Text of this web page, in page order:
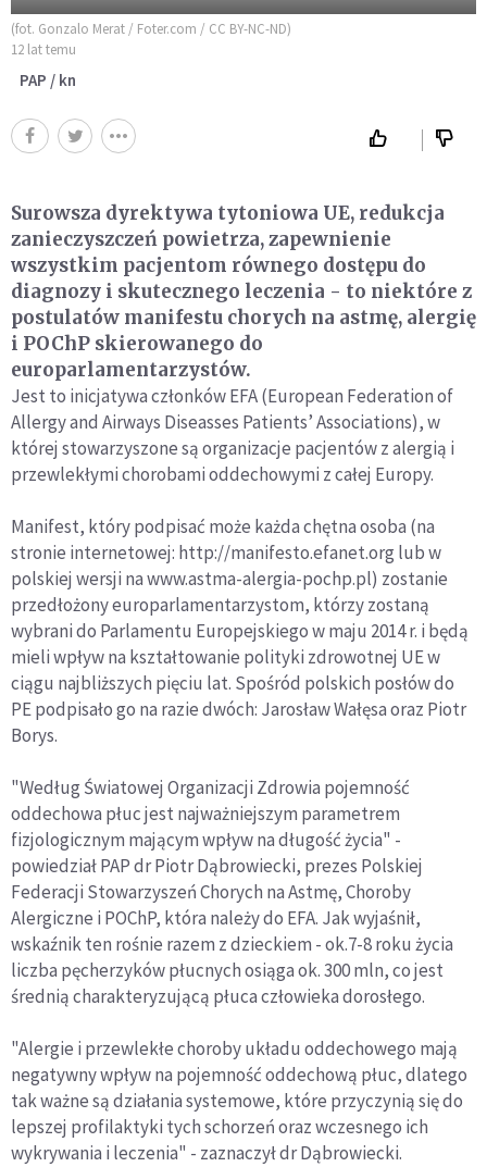
(fot. Gonzalo Merat / Foter.com / CC BY-NC-ND)
12 lat temu
PAP / kn
Surowsza dyrektywa tytoniowa UE, redukcja
zanieczyszczeń powietrza, zapewnienie
wszystkim pacjentom równego dostępu do
diagnozy i skutecznego leczenia - to niektóre z
postulatów manifestu chorych na astmę, alergię
i POChP skierowanego do
europarlamentarzystów.
Jest to inicjatywa członków EFA (European Federation of
Allergy and Airways Diseasses Patients’ Associations), w
której stowarzyszone są organizacje pacjentów z alergią i
przewlekłymi chorobami oddechowymi z całej Europy.
Manifest, który podpisać może każda chętna osoba (na
stronie internetowej: http://manifesto.efanet.org lub w
polskiej wersji na www.astma-alergia-pochp.pl) zostanie
przedłożony europarlamentarzystom, którzy zostaną
wybrani do Parlamentu Europejskiego w maju 2014 r. i będą
mieli wpływ na kształtowanie polityki zdrowotnej UE w
ciągu najbliższych pięciu lat. Spośród polskich posłów do
PE podpisało go na razie dwóch: Jarosław Wałęsa oraz Piotr
Borys.
"Według Światowej Organizacji Zdrowia pojemność
oddechowa płuc jest najważniejszym parametrem
fizjologicznym mającym wpływ na długość życia" -
powiedział PAP dr Piotr Dąbrowiecki, prezes Polskiej
Federacji Stowarzyszeń Chorych na Astmę, Choroby
Alergiczne i POChP, która należy do EFA. Jak wyjaśnił,
wskaźnik ten rośnie razem z dzieckiem - ok.7-8 roku życia
liczba pęcherzyków płucnych osiąga ok. 300 mln, co jest
średnią charakteryzującą płuca człowieka dorosłego.
"Alergie i przewlekłe choroby układu oddechowego mają
negatywny wpływ na pojemność oddechową płuc, dlatego
tak ważne są działania systemowe, które przyczynią się do
lepszej profilaktyki tych schorzeń oraz wczesnego ich
wykrywania i leczenia" - zaznaczył dr Dąbrowiecki.